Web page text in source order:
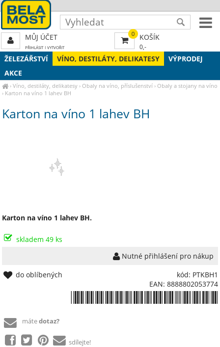
ŽELEZÁŘSTVÍ VÍNO, DESTILÁTY, DELIKATESY
VÝPRODEJ
AKCE
›Víno, destiláty, delikatesy › Obaly na víno, příslušenství › Obaly a stojany na víno
› Karton na víno 1 lahev BH
Karton na víno 1 lahev BH
Karton na víno 1 lahev BH.
skladem 49 ks
Nutné přihlášení pro nákup
kód: PTKBH1
EAN: 8888802053774
do oblíbených
mátedotaz?
sdílejte!
0 KOŠÍK
0,-
MŮJ ÚČET
PŘIHLÁSIT| VYTVOŘIT